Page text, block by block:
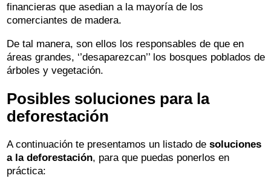
financieras que asedian a la mayoría de los
comerciantes de madera.
De tal manera, son ellos los responsables de que en
áreas grandes, ‘’desaparezcan’’ los bosques poblados de
árboles y vegetación.
Posibles soluciones para la
deforestación
A continuación te presentamos un listado de soluciones
a la deforestación, para que puedas ponerlos en
práctica: